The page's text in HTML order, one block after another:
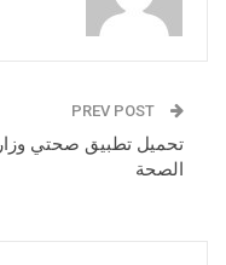
تحميل تطبيق صحتي
الصحة